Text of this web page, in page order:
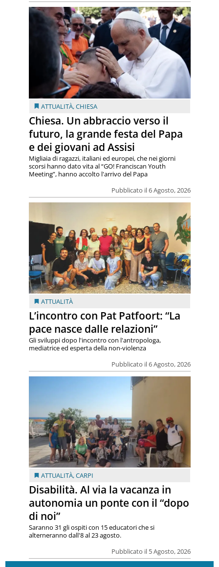
ATTUALITÀ,CHIESA
Chiesa. Un abbraccio verso il
futuro, la grande festa del Papa
e dei giovani ad Assisi
Pubblicato il 6 Agosto, 2026
Migliaia di ragazzi, italiani ed europei, che nei giorni
scorsi hanno dato vita al “GO! Franciscan Youth
Meeting”, hanno accolto l'arrivo del Papa
ATTUALITÀ
L’incontro con Pat Patfoort: “La
pace nasce dalle relazioni”
Pubblicato il 6 Agosto, 2026
Gli sviluppi dopo l'incontro con l'antropologa,
mediatrice ed esperta della non-violenza
ATTUALITÀ,CARPI
Disabilità. Al via la vacanza in
autonomia un ponte con il “dopo
di noi”
Pubblicato il 5 Agosto, 2026
Saranno 31 gli ospiti con 15 educatori che si
alterneranno dall'8 al 23 agosto.